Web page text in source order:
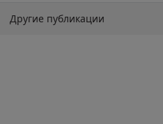
Другие публикации